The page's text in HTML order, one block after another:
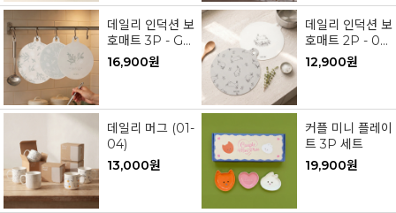
데일리 인덕션 보
호매트 3P - Gr
eenish Garde
16,900원
데일리 인덕션 보
호매트 2P - 03
버니 가든
12,900원
데일리 머그 (01-
04)
13,000원
커플 미니 플레이
트 3P 세트
19,900원